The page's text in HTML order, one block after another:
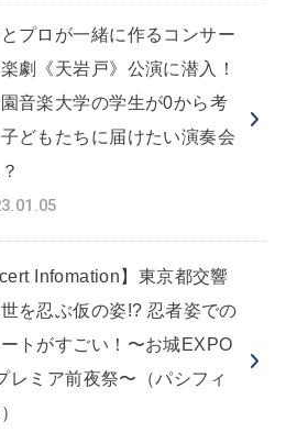
とプロが一緒に作るコンサー
楽劇《天岩戸》公演に潜入！
音楽大学の学生が0から考
どもたちに届けたい演奏会
Infomation】東京都交響
を忍ぶ仮の姿!? 忍者姿での
トがすごい！〜お城EXPO
レミア前夜祭〜（パシフィ